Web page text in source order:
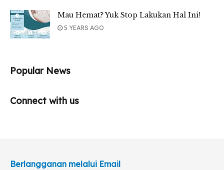
Mau Hemat? Yuk Stop Lakukan Hal Ini!
5 YEARS AGO
Popular News
Connect with us
Berlangganan melalui Email